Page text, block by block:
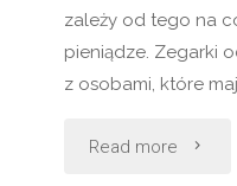
zależy od tego na
pieniądze. Zegarki
z osobami, które
Read more "Stylowe